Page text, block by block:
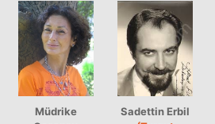
Müdrike
Sadettin Erbil